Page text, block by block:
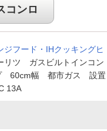
コンロ
ジフード・IHクッキングヒ
リツ ガスビルトインコン
60cm幅 都市ガス 設置
13A